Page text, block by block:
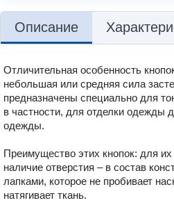
Описание
Отличительная особенность
небольшая или средняя сила
предназначены специально для
в частности, для отделки одежды
одежды.
Преимущество этих кнопок: для их
наличие отверстия – в состав
лапками, которое не пробивает
натягивает ткань.